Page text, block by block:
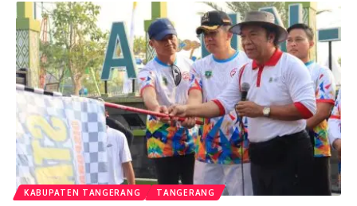
KABUPATEN TANGERANG TANGERANG